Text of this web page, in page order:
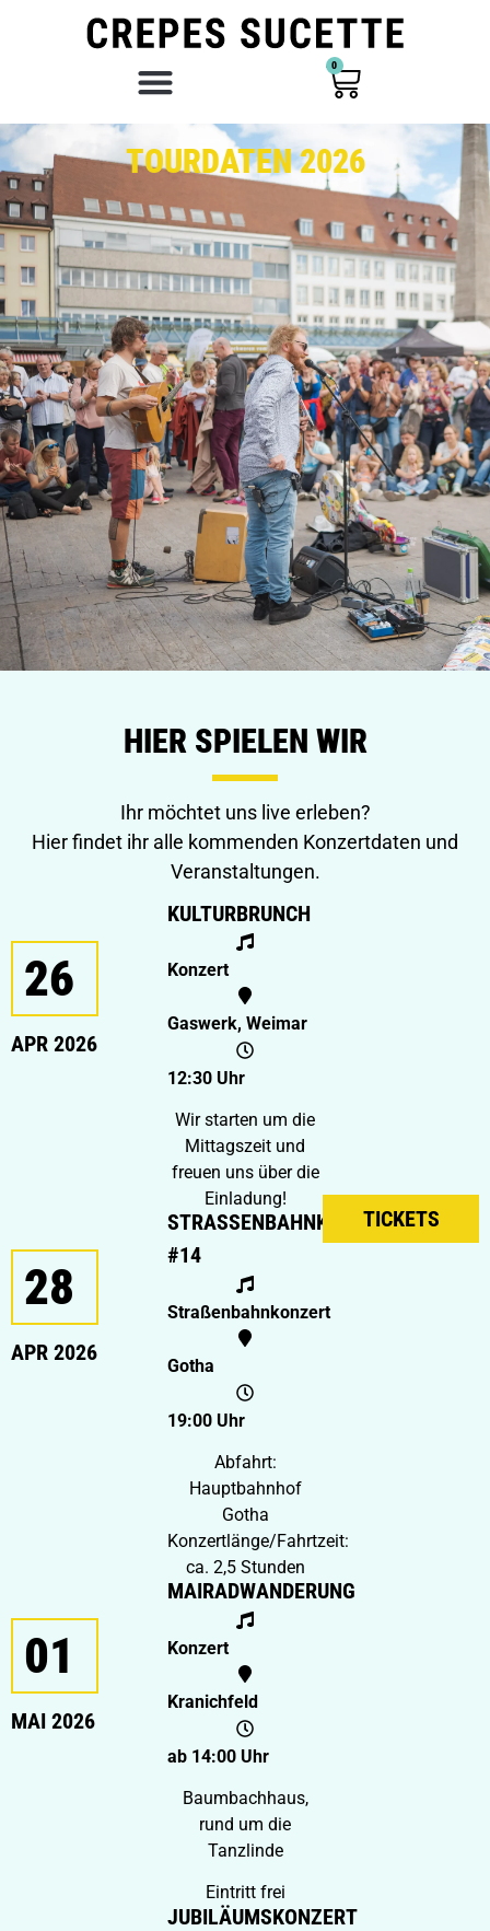
0
TOURDATEN 2026
HIER SPIELEN WIR
Ihr möchtet uns live erleben?
Hier findet ihr alle kommenden Konzertdaten und
Veranstaltungen.
26
APR 2026
KULTURBRUNCH
Konzert
Gaswerk, Weimar
12:30 Uhr
Wir starten um die
Mittagszeit und
freuen uns über die
Einladung!
28
APR 2026
STRASSENBAHNKONZERT #
14
Straßenbahnkonzert
Gotha
19:00 Uhr
Abfahrt:
Hauptbahnhof
Gotha
Konzertlänge/Fahrtzeit:
ca. 2,5 Stunden
TICKETS
01
MAI 2026
MAIRADWANDERUNG
Konzert
Kranichfeld
ab 14:00 Uhr
Baumbachhaus,
rund um die
Tanzlinde
Eintritt frei
JUBILÄUMSKONZERT